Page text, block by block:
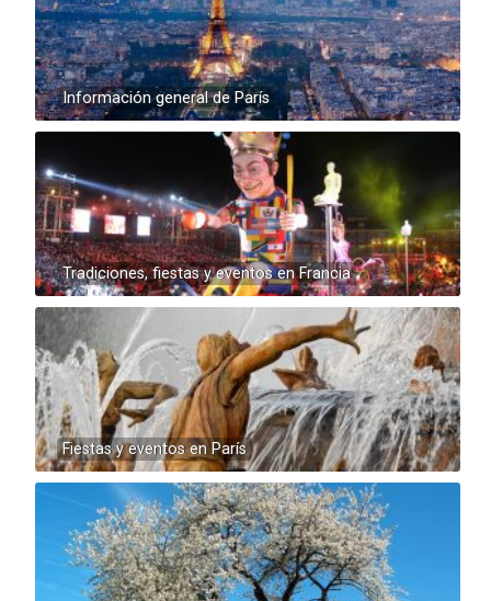
Información general de París
Tradiciones, fiestas y eventos en Francia
Fiestas y eventos en París